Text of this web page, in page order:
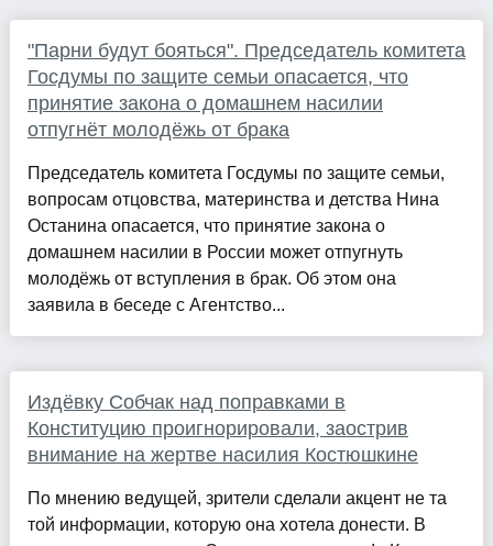
"Парни будут бояться". Председатель комитета
Госдумы по защите семьи опасается, что
принятие закона о домашнем насилии
отпугнёт молодёжь от брака
Председатель комитета Госдумы по защите семьи,
вопросам отцовства, материнства и детства Нина
Останина опасается, что принятие закона о
домашнем насилии в России может отпугнуть
молодёжь от вступления в брак. Об этом она
заявила в беседе с Агентство...
Издёвку Собчак над поправками в
Конституцию проигнорировали, заострив
внимание на жертве насилия Костюшкине
По мнению ведущей, зрители сделали акцент не та
той информации, которую она хотела донести. В